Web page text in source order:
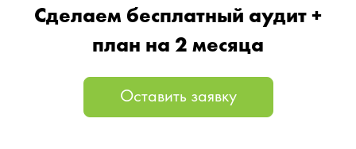
Сделаем бесплатный аудит +
план на 2 месяца
Оставить заявку